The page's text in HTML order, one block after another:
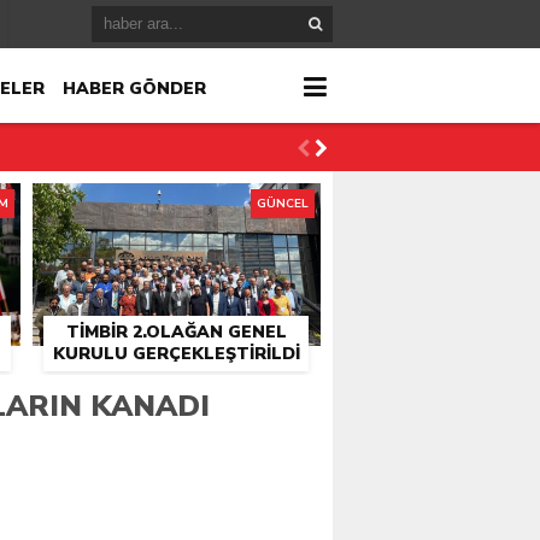
HABER GÖNDER
TİMBİR 2.OLAĞAN GENEL
KURULU GERÇEKLEŞTIRILDI
GÜNCEL
KANADI